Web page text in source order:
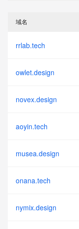
域名
rrlab.tech
owlet.design
novex.design
aoyin.tech
musea.design
onana.tech
nymix.design